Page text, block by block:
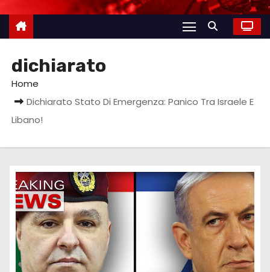
dichiarato
Home
Dichiarato Stato Di Emergenza: Panico Tra Israele E
Libano!